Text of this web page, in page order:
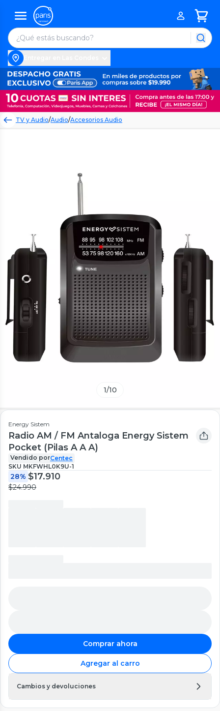
TV y Audio/Audio/Accesorios Audio
1/10
Energy Sistem
Radio AM / FM Antaloga Energy Sistem
Pocket (Pilas A A A)
Vendido porCentec
SKU MKFWHL0K9U-1
28% $17.910
$24.990
Comprar ahora
Agregar al carro
Cambios y devoluciones